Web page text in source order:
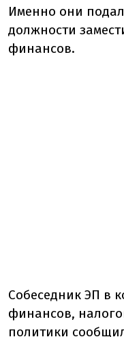
Именно они
должности
финансов.
Собеседник ЭП в
финансов,
политики